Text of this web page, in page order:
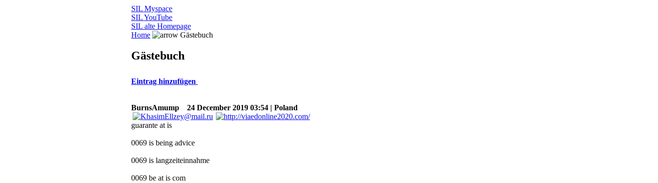
SIL Myspace
SIL YouTube
SIL alte Homepage
Home
Gästebuch
Gästebuch
Eintrag hinzufügen
BurnsAmump 24 December 2019 03:54 | Poland
guarante at is
0069 is being advice
0069 is langzeiteinnahme
0069 be at is com